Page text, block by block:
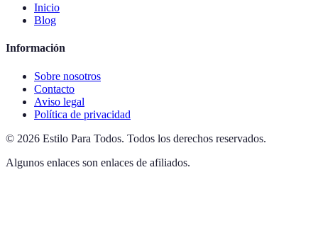
Inicio
Blog
Información
Sobre nosotros
Contacto
Aviso legal
Política de privacidad
© 2026 Estilo Para Todos. Todos los derechos reservados.
Algunos enlaces son enlaces de afiliados.